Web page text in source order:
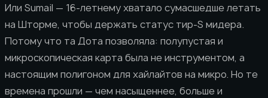
Или Sumail — 16-летнему хватало сумасшедше летать
на Шторме, чтобы держать статус тир-S мидера.
Потому что та Дота позволяла: полупустая и
микроскопическая карта была не инструментом, а
настоящим полигоном для хайлайтов на микро. Но те
времена прошли — чем насыщеннее, больше и